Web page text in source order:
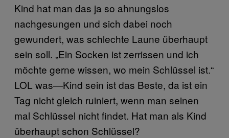
Kind hat man das ja so ahnungslos
nachgesungen und sich dabei noch
gewundert, was schlechte Laune überhaupt
sein soll. „Ein Socken ist zerrissen und ich
möchte gerne wissen, wo mein Schlüssel ist.“
LOL was—Kind sein ist das Beste, da ist ein
Tag nicht gleich ruiniert, wenn man seinen
mal Schlüssel nicht findet. Hat man als Kind
überhaupt schon Schlüssel?